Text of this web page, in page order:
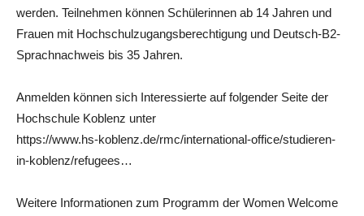
werden. Teilnehmen können Schülerinnen ab 14 Jahren und
Frauen mit Hochschulzugangsberechtigung und Deutsch-B2-
Sprachnachweis bis 35 Jahren.
Anmelden können sich Interessierte auf folgender Seite der
Hochschule Koblenz unter
https://www.hs-koblenz.de/rmc/international-office/studieren-
in-koblenz/refugees…
Weitere Informationen zum Programm der Women Welcome